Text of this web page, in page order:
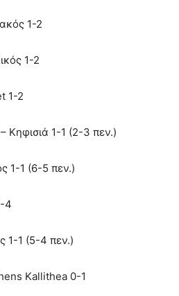
1-2
1-2
1-2
Κηφισιά 1-1 (2-3 πεν.)
1-1 (6-5 πεν.)
4
1-1 (5-4 πεν.)
Kallithea 0-1